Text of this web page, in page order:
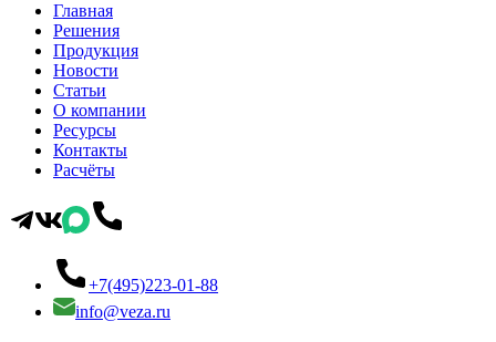
Главная
Решения
Продукция
Новости
Статьи
О компании
Ресурсы
Контакты
Расчёты
+7(495)223-01-88
info@veza.ru